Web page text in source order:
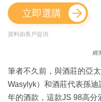
立即選購
資料由客戶提供
經
筆者不久前，與酒莊的亞
Wasylyk）和酒莊代表孫
年的酒款，這款JS 98高分